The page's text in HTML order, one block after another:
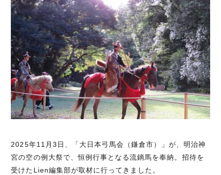
2025年11月3日、「大日本弓馬会（鎌倉市）」が、明治神
宮の空の例大祭で、恒例行事となる流鏑馬を奉納。招待を
受けたLien編集部が取材に行ってきました。